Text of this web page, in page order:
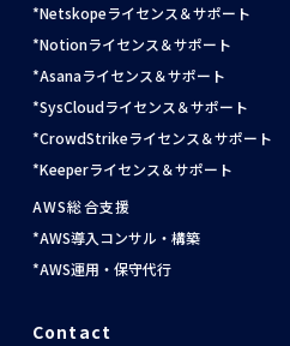
Netskopeライセンス＆サポート
Notionライセンス＆サポート
Asanaライセンス＆サポート
SysCloudライセンス＆サポート
CrowdStrikeライセンス＆サポート
Keeperライセンス＆サポート
AWS総合支援
AWS導入コンサル・構築
AWS運用・保守代行
Contact